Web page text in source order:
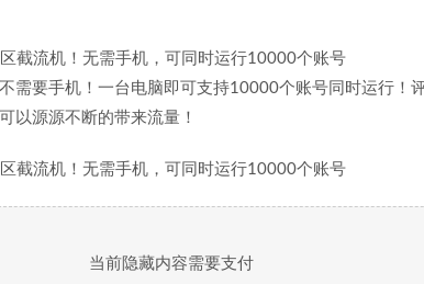
需要手机！一台电脑即可支持10000个账号同时运行！
以源源不断的带来流量！
当前隐藏内容需要支付